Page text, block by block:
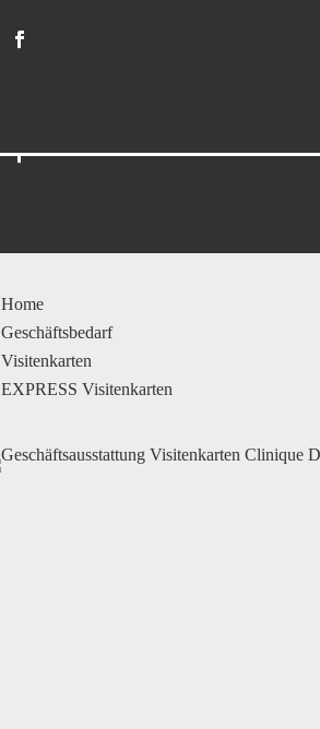
Home
Geschäftsbedarf
Visitenkarten
EXPRESS Visitenkarten